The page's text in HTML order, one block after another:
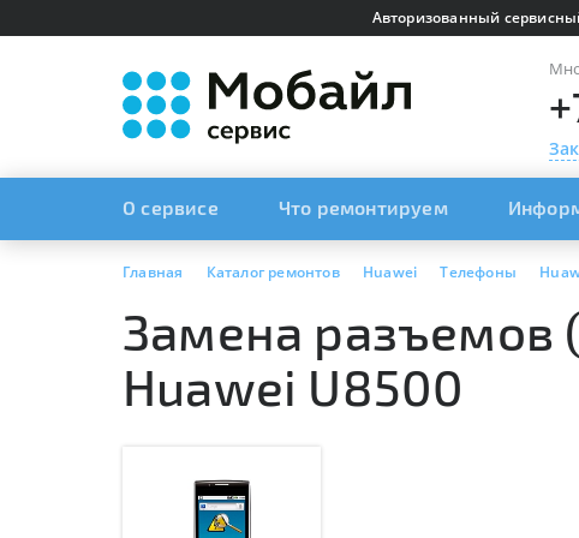
Авторизованный
О сервисе Что ремонтируем
Главная Каталог ремонтов Huawei Телефоны
Замена разъемов
Huawei U8500